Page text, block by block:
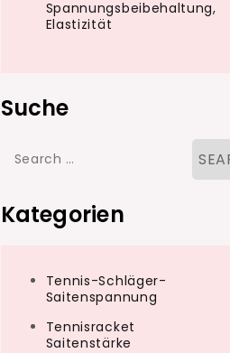
Spannungsbeibehaltung,
Elastizität
Suche
Search
Kategorien
Tennis-Schläger-
Saitenspannung
Tennisracket
Saitenstärke